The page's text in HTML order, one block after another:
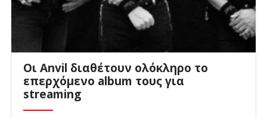
Οι Anvil διαθέτουν ολόκληρο το
επερχόμενο album τους για
streaming